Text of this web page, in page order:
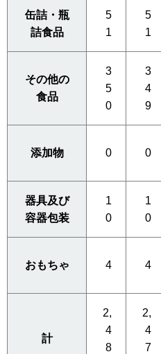
缶詰・瓶
詰食品
5
1
5
1
その他の
食品
3
5
0
3
4
9
添加物 0 0
器具及び
容器包装
1
0
1
0
おもちゃ 4 4
計
2,
4
8
2,
4
7